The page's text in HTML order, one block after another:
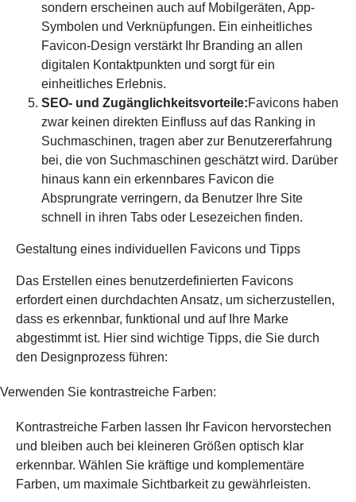
sondern erscheinen auch auf Mobilgeräten, App-
Symbolen und Verknüpfungen. Ein einheitliches
Favicon-Design verstärkt Ihr Branding an allen
digitalen Kontaktpunkten und sorgt für ein
einheitliches Erlebnis.
SEO- und Zugänglichkeitsvorteile:Favicons haben
zwar keinen direkten Einfluss auf das Ranking in
Suchmaschinen, tragen aber zur Benutzererfahrung
bei, die von Suchmaschinen geschätzt wird. Darüber
hinaus kann ein erkennbares Favicon die
Absprungrate verringern, da Benutzer Ihre Site
schnell in ihren Tabs oder Lesezeichen finden.
Gestaltung eines individuellen Favicons und Tipps
Das Erstellen eines benutzerdefinierten Favicons
erfordert einen durchdachten Ansatz, um sicherzustellen,
dass es erkennbar, funktional und auf Ihre Marke
abgestimmt ist. Hier sind wichtige Tipps, die Sie durch
den Designprozess führen:
Verwenden Sie kontrastreiche Farben:
Kontrastreiche Farben lassen Ihr Favicon hervorstechen
und bleiben auch bei kleineren Größen optisch klar
erkennbar. Wählen Sie kräftige und komplementäre
Farben, um maximale Sichtbarkeit zu gewährleisten.